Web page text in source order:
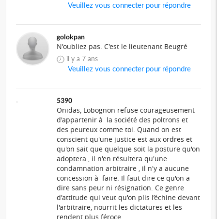
Veuillez vous connecter pour répondre
golokpan
N'oubliez pas. C'est le lieutenant Beugré
il y a 7 ans
Veuillez vous connecter pour répondre
5390
Onidas, Lobognon refuse courageusement
d'appartenir à la société des poltrons et
des peureux comme toi. Quand on est
conscient qu'une justice est aux ordres et
qu'on sait que quelque soit la posture qu'on
adoptera , il n'en résultera qu'une
condamnation arbitraire , il n'y a aucune
concession à faire. Il faut dire ce qu'on a
dire sans peur ni résignation. Ce genre
d'attitude qui veut qu'on plis l’échine devant
l'arbitraire, nourrit les dictatures et les
rendent plus féroce.